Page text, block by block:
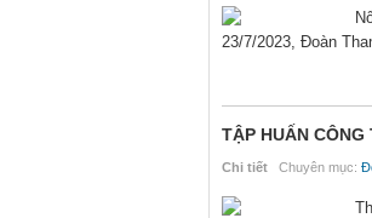
23/7/2023, Đoàn
TẬP HUẤN
Chi tiết Chuyên mục: